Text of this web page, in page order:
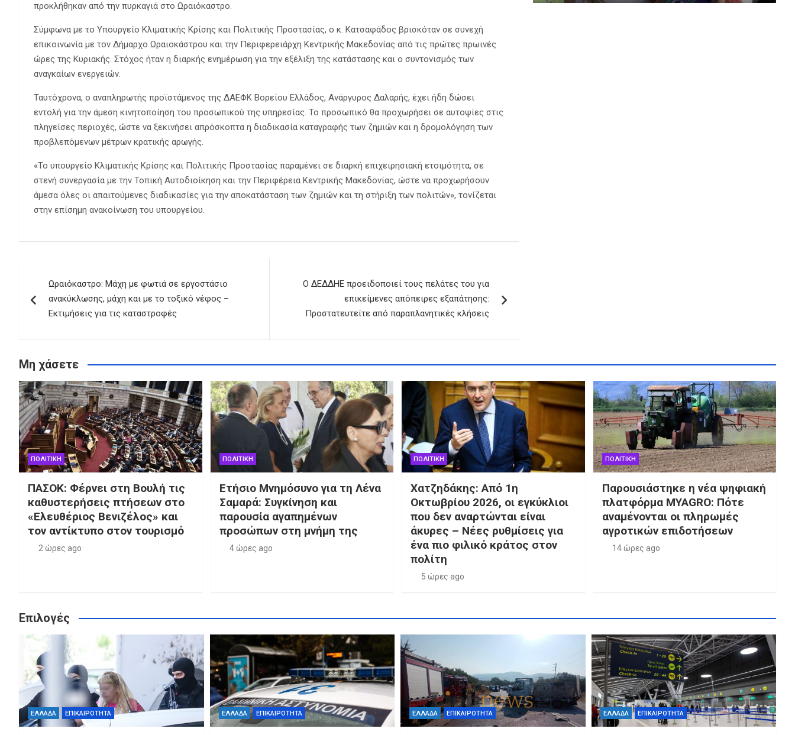
προκλήθηκαν από την πυρκαγιά στο Ωραιόκαστρο.
Σύμφωνα με το Υπουργείο Κλιματικής Κρίσης και Πολιτικής Προστασίας, ο κ. Κατσαφάδος βρισκόταν σε συνεχή
επικοινωνία με τον Δήμαρχο Ωραιοκάστρου και την Περιφερειάρχη Κεντρικής Μακεδονίας από τις πρώτες πρωινές
ώρες της Κυριακής. Στόχος ήταν η διαρκής ενημέρωση για την εξέλιξη της κατάστασης και ο συντονισμός των
αναγκαίων ενεργειών.
Ταυτόχρονα, ο αναπληρωτής προϊστάμενος της ΔΑΕΦΚ Βορείου Ελλάδος, Ανάργυρος Δαλαρής, έχει ήδη δώσει
εντολή για την άμεση κινητοποίηση του προσωπικού της υπηρεσίας. Το προσωπικό θα προχωρήσει σε αυτοψίες στις
πληγείσες περιοχές, ώστε να ξεκινήσει απρόσκοπτα η διαδικασία καταγραφής των ζημιών και η δρομολόγηση των
προβλεπόμενων μέτρων κρατικής αρωγής.
«Το υπουργείο Κλιματικής Κρίσης και Πολιτικής Προστασίας παραμένει σε διαρκή επιχειρησιακή ετοιμότητα, σε
στενή συνεργασία με την Τοπική Αυτοδιοίκηση και την Περιφέρεια Κεντρικής Μακεδονίας, ώστε να προχωρήσουν
άμεσα όλες οι απαιτούμενες διαδικασίες για την αποκατάσταση των ζημιών και τη στήριξη των πολιτών», τονίζεται
στην επίσημη ανακοίνωση του υπουργείου.
άρθρων
Ωραιόκαστρο: Μάχη με φωτιά σε εργοστάσιο
ανακύκλωσης, μάχη και με το τοξικό νέφος –
Εκτιμήσεις για τις καταστροφές
Ο ΔΕΔΔΗΕ προειδοποιεί τους πελάτες του για
επικείμενες απόπειρες εξαπάτησης:
Προστατευτείτε από παραπλανητικές κλήσεις
Μη χάσετε
ΠΟΛΙΤΙΚΗ
ΠΑΣΟΚ: Φέρνει στη Βουλή τις
καθυστερήσεις πτήσεων στο
«Ελευθέριος Βενιζέλος» και
τον αντίκτυπο στον τουρισμό
2 ώρες ago
ΠΟΛΙΤΙΚΗ
Ετήσιο Μνημόσυνο για τη Λένα
Σαμαρά: Συγκίνηση και
παρουσία αγαπημένων
προσώπων στη μνήμη της
4 ώρες ago
ΠΟΛΙΤΙΚΗ
Χατζηδάκης: Από 1η
Οκτωβρίου 2026, οι εγκύκλιοι
που δεν αναρτώνται είναι
άκυρες – Νέες ρυθμίσεις για
ένα πιο φιλικό κράτος στον
πολίτη
5 ώρες ago
ΠΟΛΙΤΙΚΗ
Παρουσιάστηκε η νέα ψηφιακή
πλατφόρμα MYAGRO: Πότε
αναμένονται οι πληρωμές
αγροτικών επιδοτήσεων
14 ώρες ago
Επιλογές
ΕΛΛΑΔΑ ΕΠΙΚΑΙΡΟΤΗΤΑ ΕΛΛΑΔΑ ΕΠΙΚΑΙΡΟΤΗΤΑ ΕΛΛΑΔΑ ΕΠΙΚΑΙΡΟΤΗΤΑ ΕΛΛΑΔΑ ΕΠΙΚΑΙΡΟΤΗΤΑ